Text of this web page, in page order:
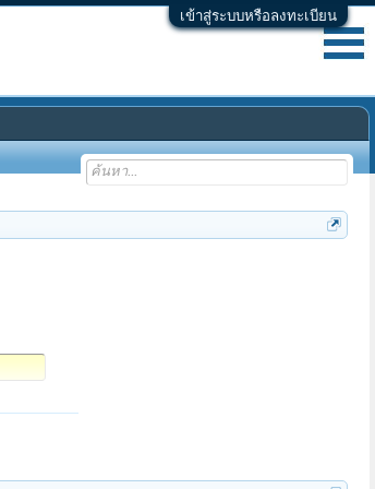
เข้าสู่ระบบหรือลงทะเบียน